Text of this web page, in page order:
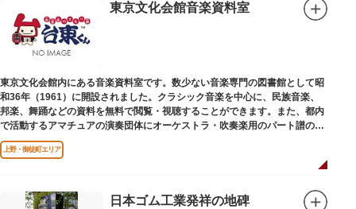
東京文化会館音楽資料室
東京文化会館内にある音楽資料室です。数少ない音楽専門の図書館として昭
和36年（1961）に開設されました。クラシック音楽を中心に、民族音楽、
邦楽、舞踊などの資料を無料で閲覧・視聴することができます。また、都内
で活動するアマチュアの演奏団体にオーケストラ・吹奏楽用のパート譜の館
外貸出も行っています。
上野・御徒町エリア
日本ゴム工業発祥の地碑